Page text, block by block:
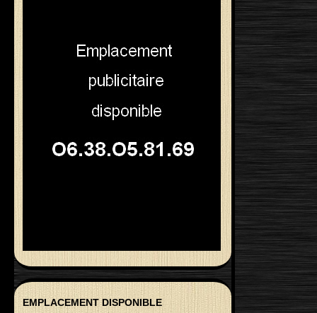
EMPLACEMENT DISPONIBLE